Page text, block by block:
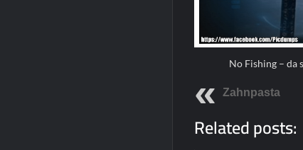
No Fishing – da
Zahnpasta
Related posts: